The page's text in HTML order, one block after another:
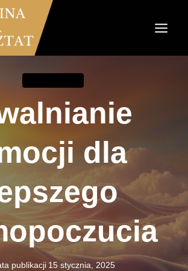
dla
publikacji 15 stycznia, 2025